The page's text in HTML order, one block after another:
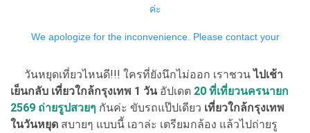
วันหยุดเที่ยวไหนดี!!! ใครที่ยังนึกไม่ออก เราชวนไปเช้า
เย็นกลับ เที่ยวใกล้กรุงเทพ 1 วันอัปเดต 20 ที่เที่ยวนครนายก
2569 ถ่ายรูปสวยๆ กันค่ะ ขับรถแป๊ปเดียว เที่ยวใกล้กรุงเทพ
ในวันหยุด สบายๆ แบบนี้ เอาล่ะ เตรียมกล้อง แล้วไปถ่ายรู